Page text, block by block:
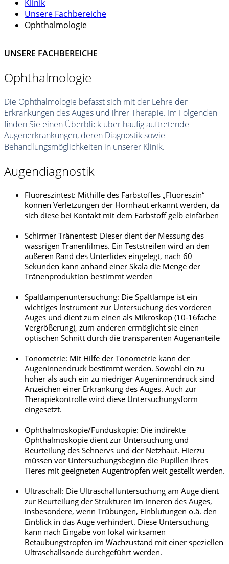
Klinik
Unsere Fachbereiche
Ophthalmologie
UNSERE FACHBEREICHE
Ophthalmologie
Die Ophthalmologie befasst sich mit der Lehre der
Erkrankungen des Auges und ihrer Therapie. Im Folgenden
finden Sie einen Überblick über häufig auftretende
Augenerkrankungen, deren Diagnostik sowie
Behandlungsmöglichkeiten in unserer Klinik.
Augendiagnostik
Fluoreszintest: Mithilfe des Farbstoffes „Fluoreszin“
können Verletzungen der Hornhaut erkannt werden, da
sich diese bei Kontakt mit dem Farbstoff gelb einfärben
Schirmer Tränentest: Dieser dient der Messung des
wässrigen Tränenfilmes. Ein Teststreifen wird an den
äußeren Rand des Unterlides eingelegt, nach 60
Sekunden kann anhand einer Skala die Menge der
Tränenproduktion bestimmt werden
Spaltlampenuntersuchung: Die Spaltlampe ist ein
wichtiges Instrument zur Untersuchung des vorderen
Auges und dient zum einen als Mikroskop (10-16fache
Vergrößerung), zum anderen ermöglicht sie einen
optischen Schnitt durch die transparenten Augenanteile
Tonometrie: Mit Hilfe der Tonometrie kann der
Augeninnendruck bestimmt werden. Sowohl ein zu
hoher als auch ein zu niedriger Augeninnendruck sind
Anzeichen einer Erkrankung des Auges. Auch zur
Therapiekontrolle wird diese Untersuchungsform
eingesetzt.
Ophthalmoskopie/Funduskopie: Die indirekte
Ophthalmoskopie dient zur Untersuchung und
Beurteilung des Sehnervs und der Netzhaut. Hierzu
müssen vor Untersuchungsbeginn die Pupillen Ihres
Tieres mit geeigneten Augentropfen weit gestellt werden.
Ultraschall: Die Ultraschalluntersuchung am Auge dient
zur Beurteilung der Strukturen im Inneren des Auges,
insbesondere, wenn Trübungen, Einblutungen o.ä. den
Einblick in das Auge verhindert. Diese Untersuchung
kann nach Eingabe von lokal wirksamen
Betäubungstropfen im Wachzustand mit einer speziellen
Ultraschallsonde durchgeführt werden.